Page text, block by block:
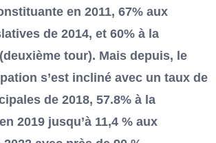
en 2011, 67% aux
de 2014, et 60% à la
tour). Mais depuis, le
s’est incliné avec un taux de
de 2018, 57.8% à la
2019 jusqu’à 11,4 % aux